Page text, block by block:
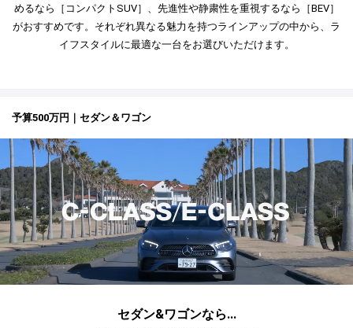
めるなら［コンパクトSUV］、先進性や静粛性を重視するなら［BEV］
がおすすめです。それぞれ異なる魅力を持つラインアップの中から、ラ
イフスタイルに最適な一台をお選びいただけます。
予算500万円｜セダン＆ワゴン
セダン&ワゴンなら...